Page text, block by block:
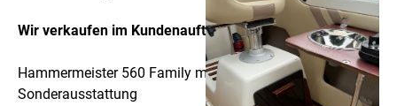
Wir verkaufen im Kundenauftrag:
Hammermeister 560 Family mit umfangreicher
Sonderausstattung